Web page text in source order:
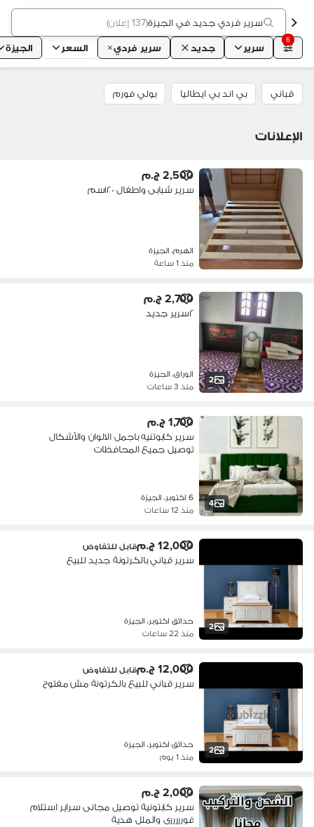
سرير فردي جديد في الجيزة(137 إعلان )
6
سرير جديد سرير فردي السعر الجيزة
قباني بي اند بي ايطاليا بولي فورم
الإعلانات
2,500 ج.م
سرير شبابى واطفال ١٢٠سم
الهرم، الجيزة
منذ 1 ساعة
2
2,700 ج.م
٢سرير جديد
الوراق، الجيزة
منذ 3 ساعات
4
1,700 ج.م
سرير كابوتنيه باجمل الالوان والأشكال
توصيل جميع المحافظات
6 اكتوبر، الجيزة
منذ 12 ساعات
2
12,000 ج.م قابل للتفاوض
سرير قباني بالكرتونة جديد للبيع
حدائق اكتوبر، الجيزة
منذ 22 ساعات
2
12,000 ج.م قابل للتفاوض
سرير قباني للبيع بالكرتونة مش مفتوح
حدائق اكتوبر، الجيزة
منذ 1 يوم
2,000 ج.م
سرير كابتونية توصيل مجانى سراير استلام
فورررررى والملل هدية